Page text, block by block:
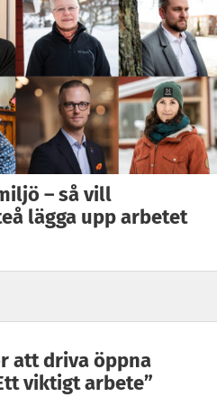
– så vill
lägga upp arbetet
att driva öppna
viktigt arbete”